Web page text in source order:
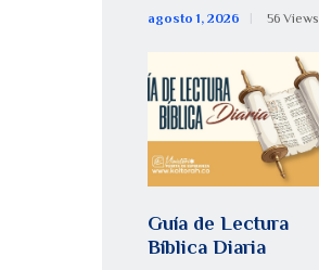
agosto 1, 2026 56 Views
Guía de Lectura
Bíblica Diaria